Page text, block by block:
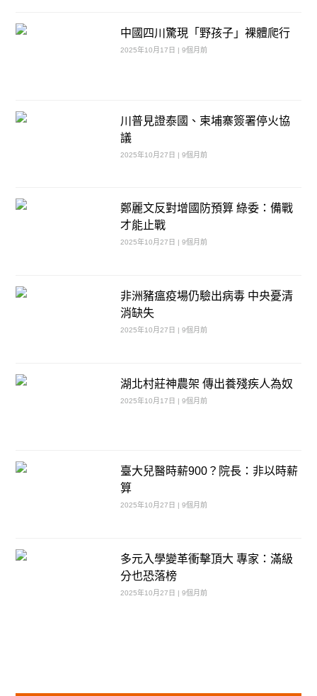
中國四川驚現「野孩子」裸體爬行
2025年10月17日 | 9個月前
川普見證泰國、柬埔寨簽署停火協
議
2025年10月27日 | 9個月前
鄭麗文反對增國防預算 綠委：備戰
才能止戰
2025年10月27日 | 9個月前
非洲豬瘟疫場仍驗出病毒 中央憂清
消缺失
2025年10月27日 | 9個月前
湖北村莊神農架 傳出養殘疾人為奴
2025年10月17日 | 9個月前
臺大兒醫時薪900？院長：非以時薪
算
2025年10月27日 | 9個月前
多元入學變革衝擊頂大 專家：滿級
分也恐落榜
2025年10月27日 | 9個月前